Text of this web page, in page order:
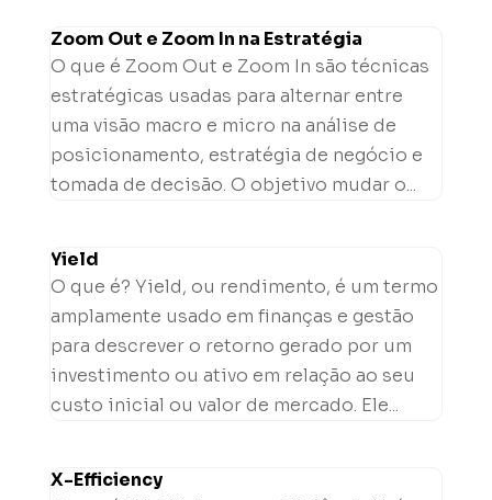
Zoom Out e Zoom In na Estratégia
O que é Zoom Out e Zoom In são técnicas
estratégicas usadas para alternar entre
uma visão macro e micro na análise de
posicionamento, estratégia de negócio e
tomada de decisão. O objetivo mudar o...
Yield
O que é? Yield, ou rendimento, é um termo
amplamente usado em finanças e gestão
para descrever o retorno gerado por um
investimento ou ativo em relação ao seu
custo inicial ou valor de mercado. Ele...
X-Efficiency